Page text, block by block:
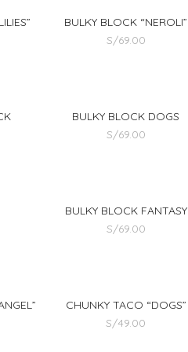
BULKY BLOCK “NEROLI”
S/69.00
BULKY BLOCK DOGS
S/69.00
BULKY BLOCK FANTASY
S/69.00
CHUNKY TACO “DOGS”
S/49.00